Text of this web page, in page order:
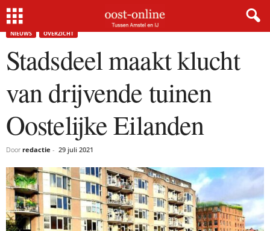
Home Stadsdeel maakt klucht van drijvende tuinen Oostelijke Eilanden
NIEUWS OVERZICHT
Stadsdeel maakt klucht
van drijvende tuinen
Oostelijke Eilanden
Door redactie - 29 juli 2021